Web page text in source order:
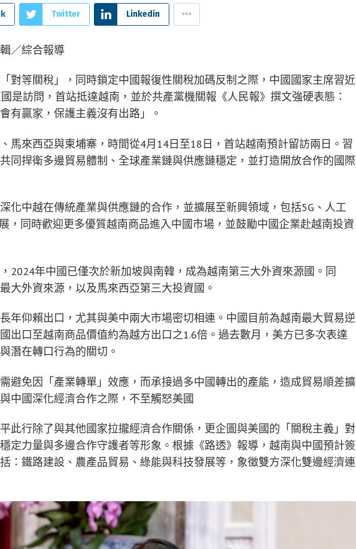
Twitter Linkedin
／綜合報導
對等關稅」，同時鎖定中國報復性關稅加碼反制之際，中國國家主席習近
是訪問，首站抵達越南，並於共產黨機關報《人民報》撰文強硬表態：
有贏家，保護主義沒有出路」。
馬來西亞與柬埔寨，時間從4月14日至18日，首站越南預計留訪兩日。習
同捍衛多邊貿易體制、全球產業鏈與供應鏈穩定，並打造開放合作的國際
化中越在傳統產業與供應鏈的合作，並擴展至新興領域，包括5G、人工
，同時歡迎更多優質越南商品進入中國市場，並鼓勵中國企業赴越南投資
2024年中國已僅次於新加坡與南韓，成為越南第三大外資來源國。同
大外資來源，以及馬來西亞第三大投資國。
年仰賴出口，尤其與美中兩大市場密切相連。中國目前為越南最大貿易逆
出口至越南商品價值約為越方出口之1.6倍。過去數月，美方已多次表達
潛在轉口行為的關切。
避免因「產業轉單」效應，而承接過多中國轉出的產能，造成貿易順差擴
中國深化經濟合作之際，不至觸怒美國
此行除了與其他國家拉攏經濟合作關係，更企圖與美國的「關稅主義」對
定力量與多邊合作守護者等形象。根據《路透》報導，越南與中國預計簽
：鐵路建設、農產品貿易、綠能與科技發展等，象徵雙方深化雙邊經濟連